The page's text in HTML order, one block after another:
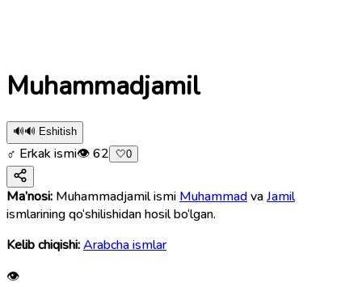
Muhammadjamil
🔊🔊 Eshitish
♂ Erkak ismi👁62 🤍0
Ma’nosi: Muhammadjamil ismi MuhammadvaJamil
ismlarining qo‘shilishidan hosil bo‘lgan.
Kelib chiqishi:Arabcha ismlar
👁